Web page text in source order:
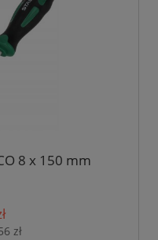
8 x 150 mm
zł